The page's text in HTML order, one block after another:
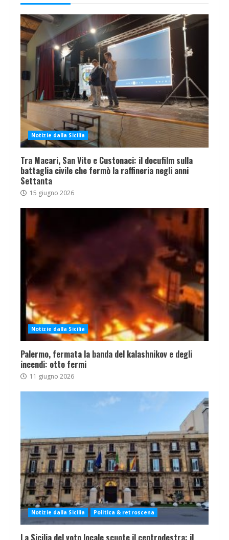
Notizie dalla Sicilia
Tra Macari, San Vito e Custonaci: il docufilm sulla
battaglia civile che fermò la raffineria negli anni
Settanta
15 giugno 2026
Notizie dalla Sicilia
Palermo, fermata la banda del kalashnikov e degli
incendi: otto fermi
11 giugno 2026
Notizie dalla Sicilia Politica & retroscena
La Sicilia del voto locale scuote il centrodestra: il